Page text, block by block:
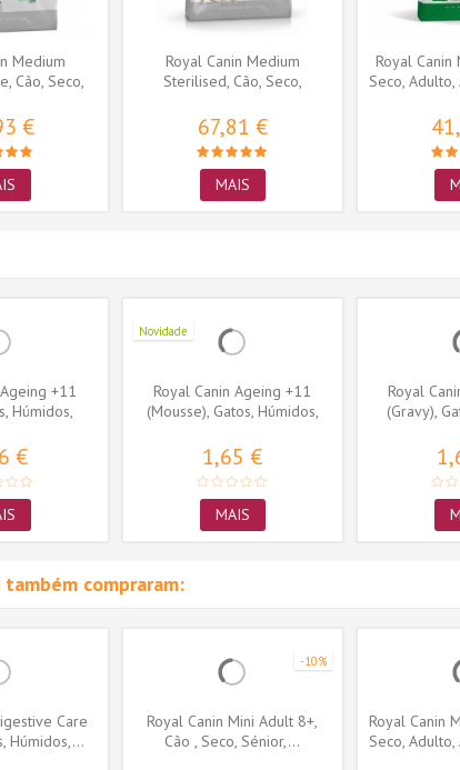
Medium
Cão, Seco,
€
Royal Canin Medium
Sterilised, Cão, Seco,
67,81 €
MAIS
Royal Canin
Seco,
+11
Húmidos,
€
Novidade
Royal Canin Ageing +11
(Mousse), Gatos, Húmidos,
1,65 €
MAIS
Royal
(Gravy),
compraram:
Care
Húmidos,...
-10%
Royal Canin Mini Adult 8+,
Cão , Seco, Sénior,...
Royal Canin
Seco,